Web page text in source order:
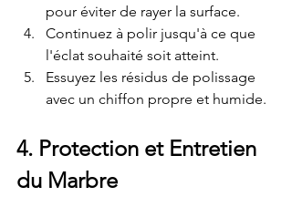
pour éviter de rayer la surface.
Continuez à polir jusqu'à ce que
l'éclat souhaité soit atteint.
Essuyez les résidus de polissage
avec un chiffon propre et humide.
4. Protection et Entretien
du Marbre